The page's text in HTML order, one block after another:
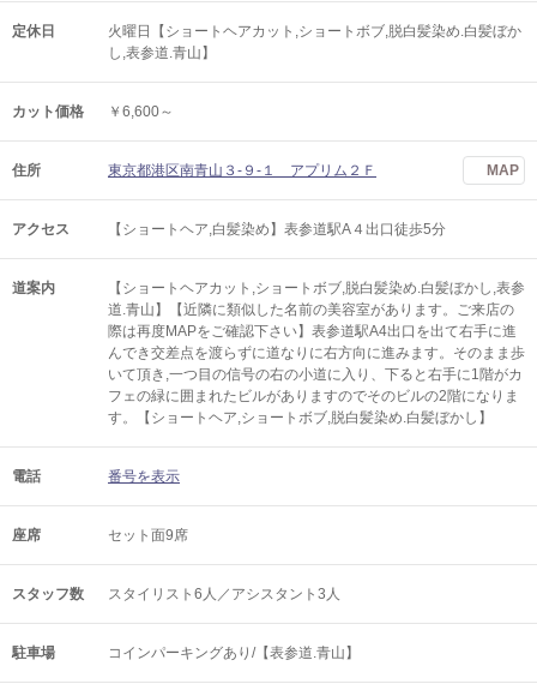
定休日
火曜日【ショートヘアカット,ショートボブ,脱白髪染め.白髪ぼか
し,表参道.青山】
カット価格 ￥6,600～
住所 東京都港区南青山３‐９‐１ アプリム２Ｆ MAP
アクセス 【ショートヘア,白髪染め】表参道駅A４出口徒歩5分
道案内
【ショートヘアカット,ショートボブ,脱白髪染め.白髪ぼかし,表参
道.青山】【近隣に類似した名前の美容室があります。ご来店の
際は再度MAPをご確認下さい】表参道駅A4出口を出て右手に進
んでき交差点を渡らずに道なりに右方向に進みます。そのまま歩
いて頂き,一つ目の信号の右の小道に入り、下ると右手に1階がカ
フェの緑に囲まれたビルがありますのでそのビルの2階になりま
す。【ショートヘア,ショートボブ,脱白髪染め.白髪ぼかし】
電話 番号を表示
座席 セット面9席
スタッフ数 スタイリスト6人／アシスタント3人
駐車場 コインパーキングあり/【表参道.青山】